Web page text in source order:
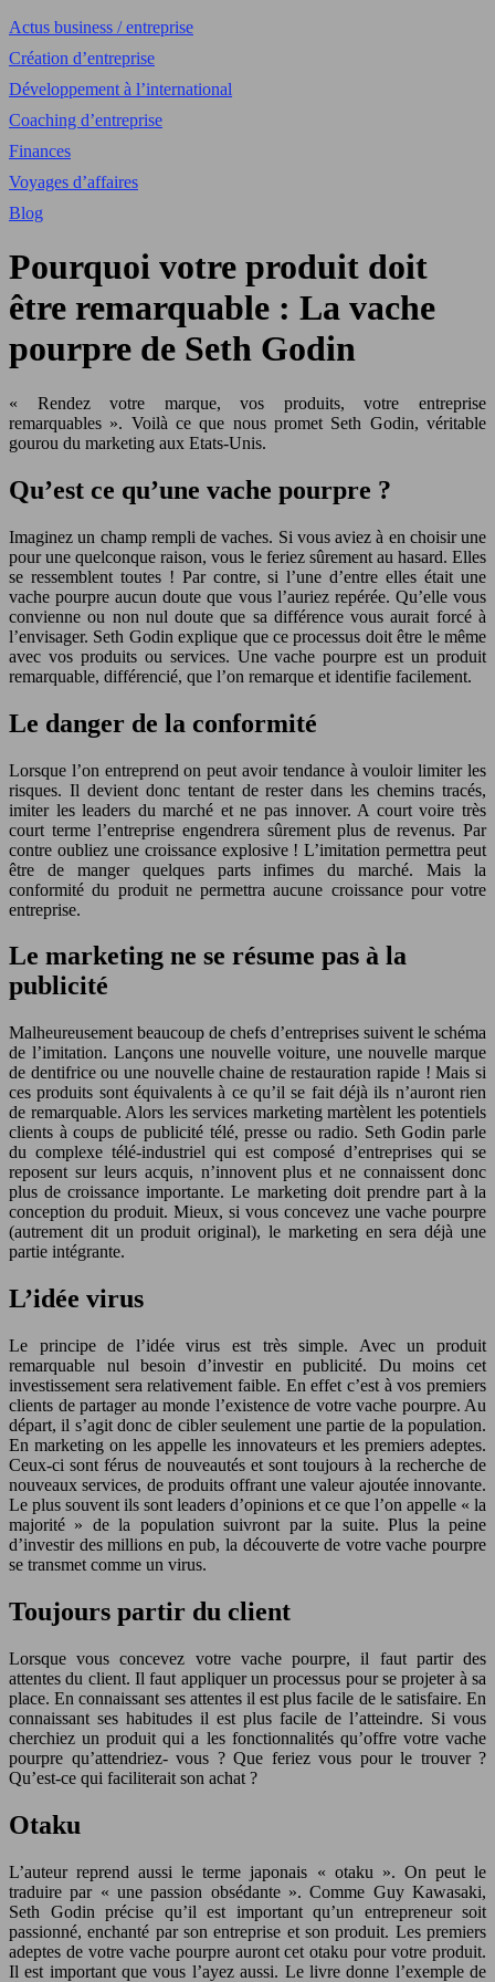
Actus business / entreprise
Création d’entreprise
Développement à l’international
Coaching d’entreprise
Finances
Voyages d’affaires
Blog
Pourquoi votre produit doit
être remarquable : La vache
pourpre de Seth Godin
« Rendez votre marque, vos produits, votre entreprise
remarquables ». Voilà ce que nous promet Seth Godin, véritable
gourou du marketing aux Etats-Unis.
Qu’est ce qu’une vache pourpre ?
Imaginez un champ rempli de vaches. Si vous aviez à en choisir une
pour une quelconque raison, vous le feriez sûrement au hasard. Elles
se ressemblent toutes ! Par contre, si l’une d’entre elles était une
vache pourpre aucun doute que vous l’auriez repérée. Qu’elle vous
convienne ou non nul doute que sa différence vous aurait forcé à
l’envisager. Seth Godin explique que ce processus doit être le même
avec vos produits ou services. Une vache pourpre est un produit
remarquable, différencié, que l’on remarque et identifie facilement.
Le danger de la conformité
Lorsque l’on entreprend on peut avoir tendance à vouloir limiter les
risques. Il devient donc tentant de rester dans les chemins tracés,
imiter les leaders du marché et ne pas innover. A court voire très
court terme l’entreprise engendrera sûrement plus de revenus. Par
contre oubliez une croissance explosive ! L’imitation permettra peut
être de manger quelques parts infimes du marché. Mais la
conformité du produit ne permettra aucune croissance pour votre
entreprise.
Le marketing ne se résume pas à la
publicité
Malheureusement beaucoup de chefs d’entreprises suivent le schéma
de l’imitation. Lançons une nouvelle voiture, une nouvelle marque
de dentifrice ou une nouvelle chaine de restauration rapide ! Mais si
ces produits sont équivalents à ce qu’il se fait déjà ils n’auront rien
de remarquable. Alors les services marketing martèlent les potentiels
clients à coups de publicité télé, presse ou radio. Seth Godin parle
du complexe télé-industriel qui est composé d’entreprises qui se
reposent sur leurs acquis, n’innovent plus et ne connaissent donc
plus de croissance importante. Le marketing doit prendre part à la
conception du produit. Mieux, si vous concevez une vache pourpre
(autrement dit un produit original), le marketing en sera déjà une
partie intégrante.
L’idée virus
Le principe de l’idée virus est très simple. Avec un produit
remarquable nul besoin d’investir en publicité. Du moins cet
investissement sera relativement faible. En effet c’est à vos premiers
clients de partager au monde l’existence de votre vache pourpre. Au
départ, il s’agit donc de cibler seulement une partie de la population.
En marketing on les appelle les innovateurs et les premiers adeptes.
Ceux-ci sont férus de nouveautés et sont toujours à la recherche de
nouveaux services, de produits offrant une valeur ajoutée innovante.
Le plus souvent ils sont leaders d’opinions et ce que l’on appelle « la
majorité » de la population suivront par la suite. Plus la peine
d’investir des millions en pub, la découverte de votre vache pourpre
se transmet comme un virus.
Toujours partir du client
Lorsque vous concevez votre vache pourpre, il faut partir des
attentes du client. Il faut appliquer un processus pour se projeter à sa
place. En connaissant ses attentes il est plus facile de le satisfaire. En
connaissant ses habitudes il est plus facile de l’atteindre. Si vous
cherchiez un produit qui a les fonctionnalités qu’offre votre vache
pourpre qu’attendriez- vous ? Que feriez vous pour le trouver ?
Qu’est-ce qui faciliterait son achat ?
Otaku
L’auteur reprend aussi le terme japonais « otaku ». On peut le
traduire par « une passion obsédante ». Comme Guy Kawasaki,
Seth Godin précise qu’il est important qu’un entrepreneur soit
passionné, enchanté par son entreprise et son produit. Les premiers
adeptes de votre vache pourpre auront cet otaku pour votre produit.
Il est important que vous l’ayez aussi. Le livre donne l’exemple de